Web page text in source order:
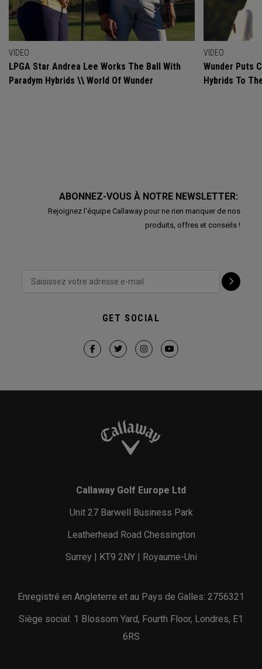
VIDEO
LPGA Star Andrea Lee Works The Ball With
Paradym Hybrids \\ World Of Wunder
VIDEO
Wunder Puts
Hybrids To
ABONNEZ-VOUS À NOTRE NEWSLETTER:
Rejoignez l'équipe Callaway pour ne rien manquer de nos
produits, offres et conseils !
GET SOCIAL
Callaway Golf Europe Ltd
Unit 27 Barwell Business Park
Leatherhead Road Chessington
Surrey | KT9 2NY | Royaume-Uni
Enregistré en Angleterre et au Pays de Galles: 2756321
Siège social: 1 Blossom Yard, Fourth Floor, Londres, E1
6RS